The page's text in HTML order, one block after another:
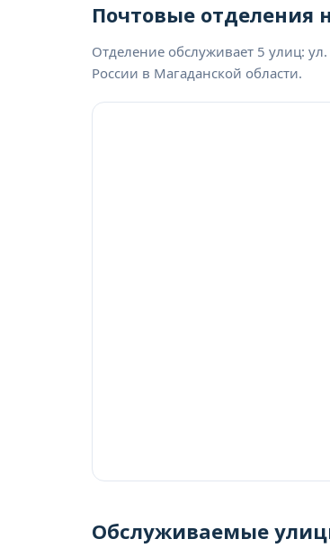
Почтовые отделения
Отделение обслуживает 5 улиц:
России в Магаданской области.
Обслуживаемые